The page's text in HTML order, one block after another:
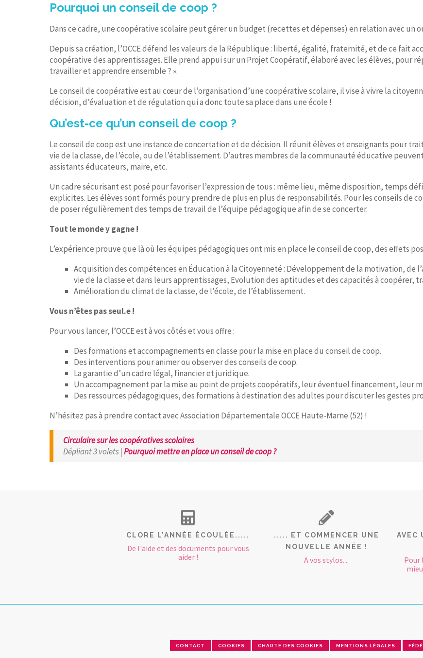
Pourquoi un conseil de coop ?
Dans ce cadre, une coopérative scolaire peut gérer un budget (recettes et dépenses) en relation avec un
Depuis sa création, l’OCCE défend les valeurs de la République : liberté, égalité, fraternité, et de ce fait
coopérative des apprentissages. Elle prend appui sur un Projet Coopératif, élaboré avec les élèves, pour
travailler et apprendre ensemble ? ».
Le conseil de coopérative est au cœur de l’organisation d’une coopérative scolaire, il vise à vivre la
décision, d’évaluation et de régulation qui a donc toute sa place dans une école !
Qu’est-ce qu’un conseil de coop ?
Le conseil de coop est une instance de concertation et de décision. Il réunit élèves et enseignants pour
vie de la classe, de l’école, ou de l’établissement. D’autres membres de la communauté éducative
assistants éducateurs, maire, etc.
Un cadre sécurisant est posé pour favoriser l’expression de tous : même lieu, même disposition, temps
explicites. Les élèves sont formés pour y prendre de plus en plus de responsabilités. Pour les conseils de
de poser régulièrement des temps de travail de l’équipe pédagogique afin de se concerter.
Tout le monde y gagne !
L’expérience prouve que là où les équipes pédagogiques ont mis en place le conseil de coop, des effets
Acquisition des compétences en Éducation à la Citoyenneté : Développement de la motivation, de
vie de la classe et dans leurs apprentissages, Evolution des aptitudes et des capacités à coopérer,
Amélioration du climat de la classe, de l’école, de l’établissement.
Vous n’êtes pas seul.e !
Pour vous lancer, l’OCCE est à vos côtés et vous offre :
Des formations et accompagnements en classe pour la mise en place du conseil de coop.
Des interventions pour animer ou observer des conseils de coop.
La garantie d’un cadre légal, financier et juridique.
Un accompagnement par la mise au point de projets coopératifs, leur éventuel financement, leur
Des ressources pédagogiques, des formations à destination des adultes pour discuter les gestes
N’hésitez pas à prendre contact avec Association Départementale OCCE Haute-Marne (52) !
Circulaire sur les coopératives scolaires
Dépliant 3 volets |Pourquoi mettre en place un conseil de coop ?
CLORE L'ANNÉE ÉCOULÉE.....
De l'aide et des documents pour vous
aider !
..... ET COMMENCER UNE
NOUVELLE ANNÉE !
A vos stylos....
AVEC
Pour
CONTACT COOKIES CHARTE DES COOKIES MENTIONS LÉGALES